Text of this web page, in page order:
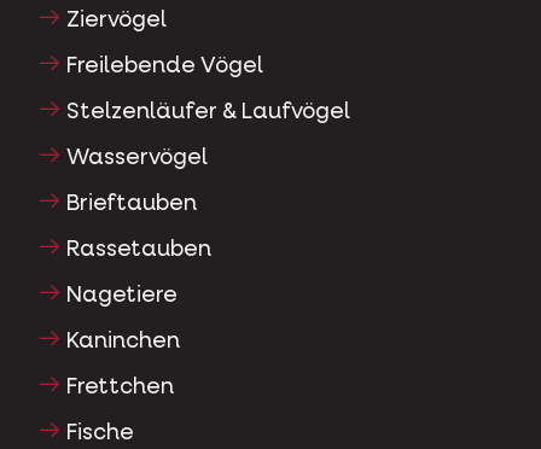
Ziervögel
Freilebende Vögel
Stelzenläufer & Laufvögel
Wasservögel
Brieftauben
Rassetauben
Nagetiere
Kaninchen
Frettchen
Fische